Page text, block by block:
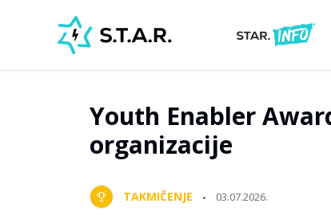
Youth Enabler
organizacije
TAKMIČENJE 03.07.2026.